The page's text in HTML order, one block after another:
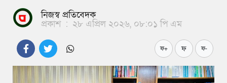
নিজস্ব প্রতিবেদক
প্রকাশ : ২৮ এপ্রিল ২০২৬, ০৮:০১ পি এম
ফ+ ফ ফ-